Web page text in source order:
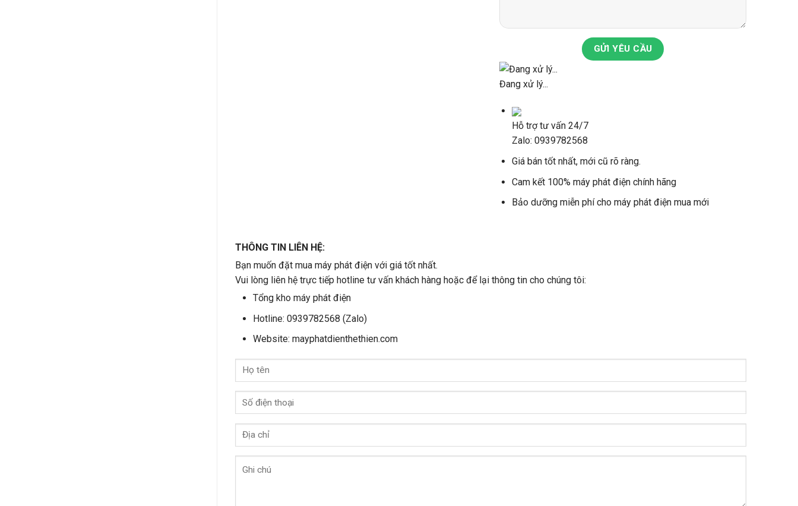
GỬI YÊU CẦU
Đang xử lý...
Hỗ trợ tư vấn 24/7
Zalo: 0939782568
Giá bán tốt nhất, mới cũ rõ ràng.
Cam kết 100% máy phát điện chính hãng
Bảo dưỡng miễn phí cho máy phát điện mua mới
THÔNG TIN LIÊN HỆ:
Bạn muốn đặt mua máy phát điện với giá tốt nhất.
Vui lòng liên hệ trực tiếp hotline tư vấn khách hàng hoặc để lại thông tin cho chúng tôi:
Tổng kho máy phát điện
Hotline: 0939782568 (Zalo)
Website: mayphatdienthethien.com